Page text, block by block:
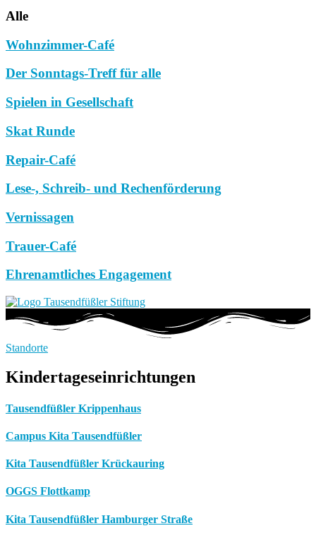
Alle
Wohnzimmer-Café
Der Sonntags-Treff für alle
Spielen in Gesellschaft
Skat Runde
Repair-Café
Lese-, Schreib- und Rechenförderung
Vernissagen
Trauer-Café
Ehrenamtliches Engagement
Standorte
Kindertageseinrichtungen
Tausendfüßler Krippenhaus
Campus Kita Tausendfüßler
Kita Tausendfüßler Krückauring
OGGS Flottkamp
Kita Tausendfüßler Hamburger Straße